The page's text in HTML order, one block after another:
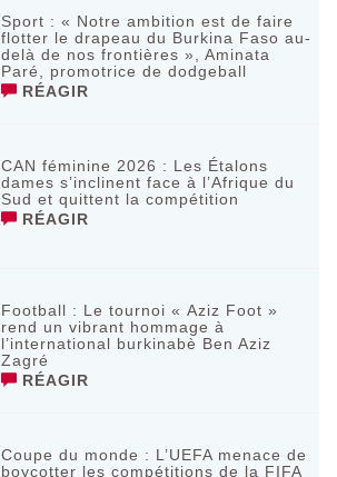
Sport : « Notre ambition est de faire
flotter le drapeau du Burkina Faso au-
delà de nos frontières », Aminata
Paré, promotrice de dodgeball
RÉAGIR
CAN féminine 2026 : Les Étalons
dames s’inclinent face à l’Afrique du
Sud et quittent la compétition
RÉAGIR
Football : Le tournoi « Aziz Foot »
rend un vibrant hommage à
l’international burkinabè Ben Aziz
Zagré
RÉAGIR
Coupe du monde : L’UEFA menace de
boycotter les compétitions de la FIFA